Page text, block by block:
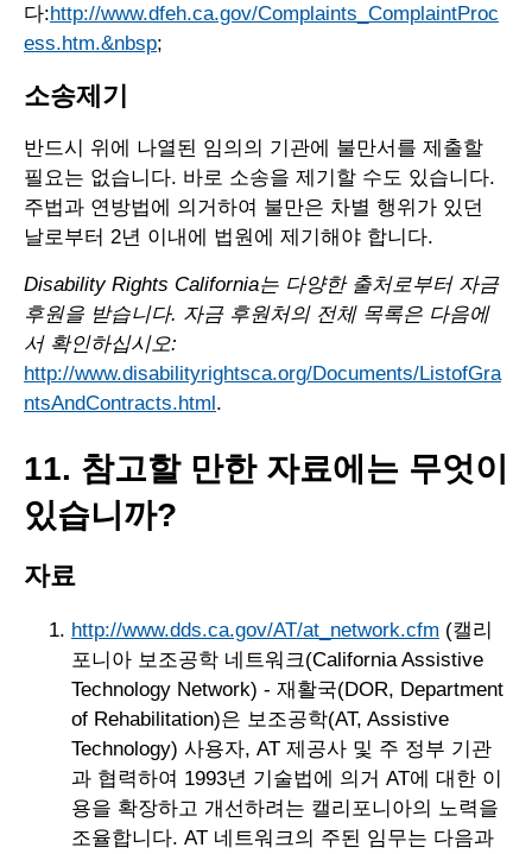
다:http://www.dfeh.ca.gov/Complaints_ComplaintProc
ess.htm.&nbsp;
소송제기
반드시 위에 나열된 임의의 기관에 불만서를 제출할
필요는 없습니다. 바로 소송을 제기할 수도 있습니다.
주법과 연방법에 의거하여 불만은 차별 행위가 있던
날로부터 2년 이내에 법원에 제기해야 합니다.
Disability Rights California는 다양한 출처로부터 자금
후원을 받습니다. 자금 후원처의 전체 목록은 다음에
서 확인하십시오:
http://www.disabilityrightsca.org/Documents/ListofGra
ntsAndContracts.html.
11. 참고할 만한 자료에는 무엇이
있습니까?
자료
http://www.dds.ca.gov/AT/at_network.cfm (캘리
포니아 보조공학 네트워크(California Assistive
Technology Network) - 재활국(DOR, Department
of Rehabilitation)은 보조공학(AT, Assistive
Technology) 사용자, AT 제공사 및 주 정부 기관
과 협력하여 1993년 기술법에 의거 AT에 대한 이
용을 확장하고 개선하려는 캘리포니아의 노력을
조율합니다. AT 네트워크의 주된 임무는 다음과